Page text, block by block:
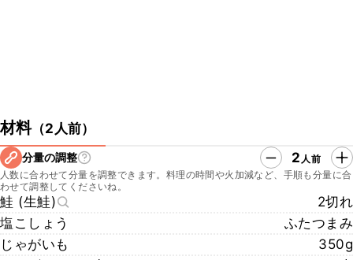
材料（2人前）
分量の調整 2 人前
人数に合わせて分量を調整できます。料理の時間や火加減など、手順も分量に合
わせて調整してくださいね。
鮭 (生鮭)
2切れ
塩こしょう
ふたつまみ
じゃがいも
350g